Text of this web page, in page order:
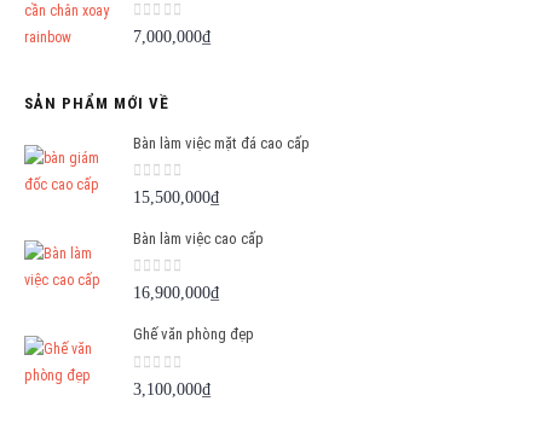
0 out of 5
7,000,000₫
SẢN PHẨM MỚI VỀ
Bàn làm việc mặt đá cao cấp
0 out of 5
15,500,000₫
Bàn làm việc cao cấp
0out of 5
16,900,000₫
Ghế văn phòng đẹp
0 out of 5
3,100,000₫